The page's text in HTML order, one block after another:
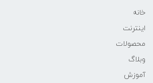
خانه
اینترنت
محصولات
وبلاگ
آموزش